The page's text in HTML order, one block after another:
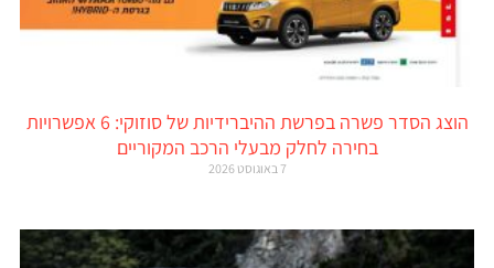
הוצג הסדר פשרה בפרשת ההיברידיות של סוזוקי: 6 אפשרויות
בחירה לחלק מבעלי הרכב המקוריים
7 באוגוסט 2026